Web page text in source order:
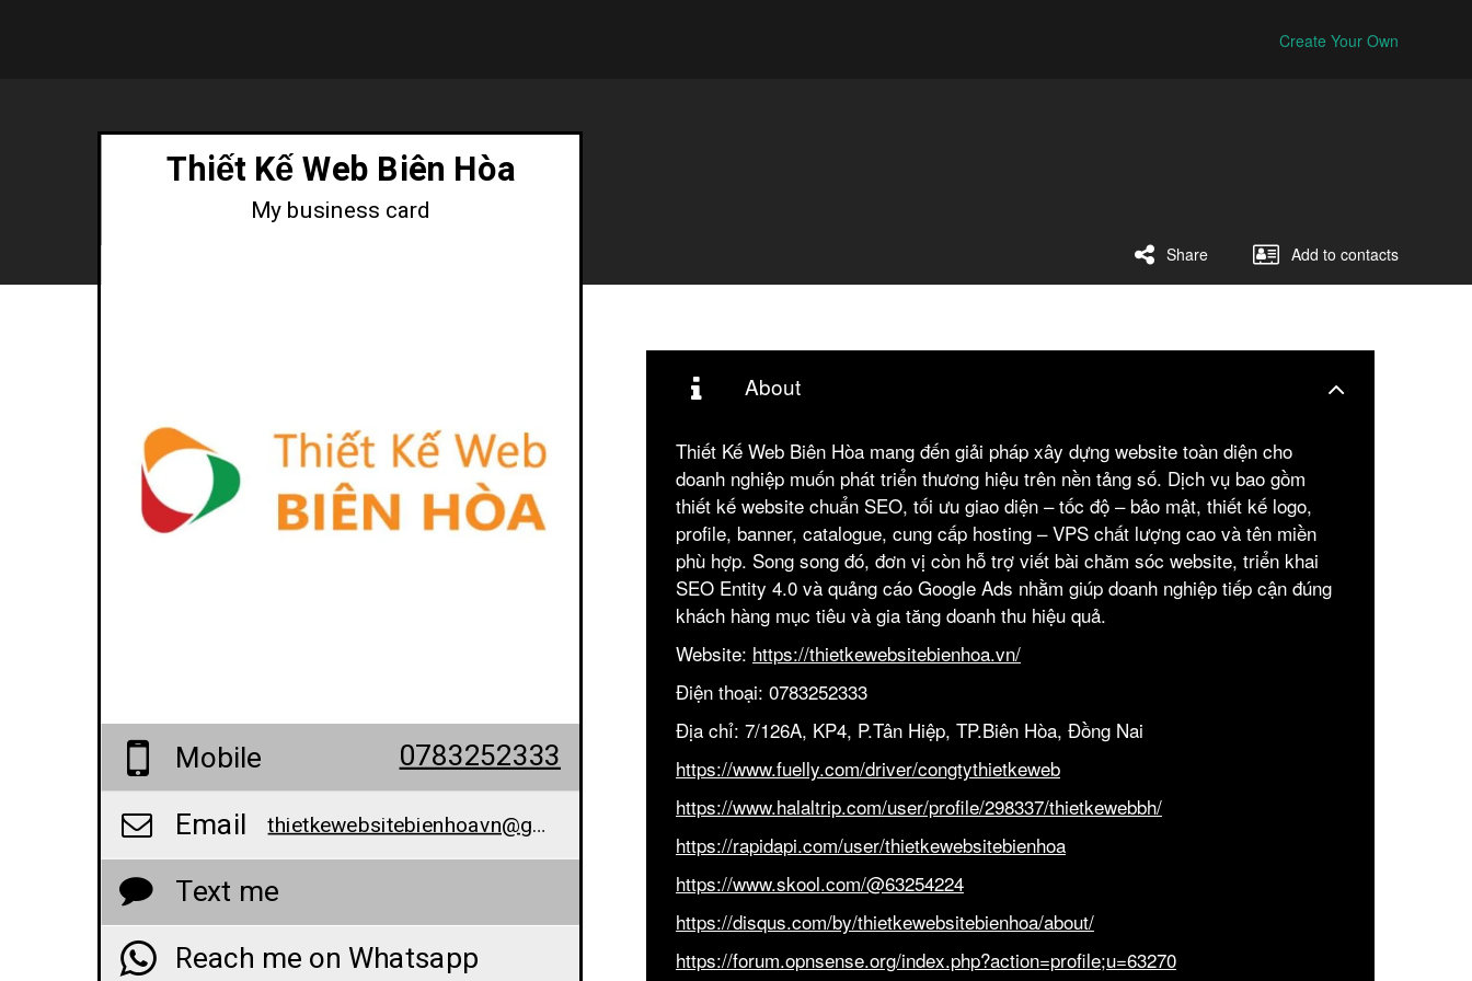
Create Your Own
Add to contacts
Share
Thiết Kế Web Biên Hòa
My business card
Mobile
0783252333
Email
thietkewebsitebienhoavn@gmail.com
Text me
Reach me on Whatsapp
About
Thiết Kế Web Biên Hòa mang đến giải pháp xây dựng website toàn diện cho
doanh nghiệp muốn phát triển thương hiệu trên nền tảng số. Dịch vụ bao gồm
thiết kế website chuẩn SEO, tối ưu giao diện – tốc độ – bảo mật, thiết kế logo,
profile, banner, catalogue, cung cấp hosting – VPS chất lượng cao và tên miền
phù hợp. Song song đó, đơn vị còn hỗ trợ viết bài chăm sóc website, triển khai
SEO Entity 4.0 và quảng cáo Google Ads nhằm giúp doanh nghiệp tiếp cận đúng
khách hàng mục tiêu và gia tăng doanh thu hiệu quả.
Website: https://thietkewebsitebienhoa.vn/
Điện thoại: 0783252333
Địa chỉ: 7/126A, KP4, P.Tân Hiệp, TP.Biên Hòa, Đồng Nai
https://www.fuelly.com/driver/congtythietkeweb
https://www.halaltrip.com/user/profile/298337/thietkewebbh/
https://rapidapi.com/user/thietkewebsitebienhoa
https://www.skool.com/@63254224
https://disqus.com/by/thietkewebsitebienhoa/about/
https://forum.opnsense.org/index.php?action=profile;u=63270